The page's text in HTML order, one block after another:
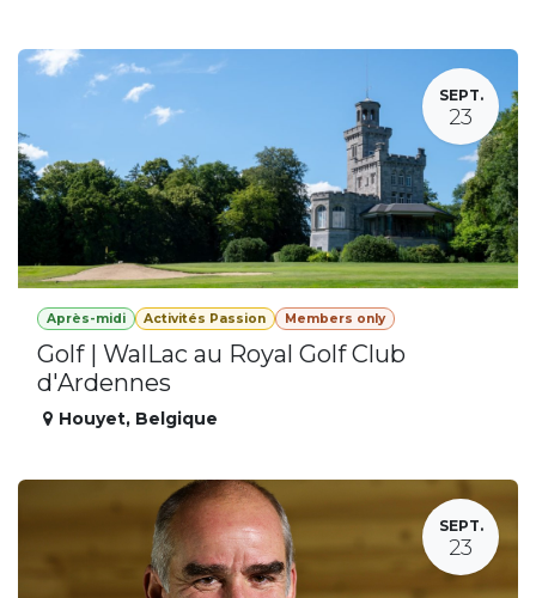
SEPT.
23
Après-midi Activités Passion Members only
Golf | WalLac au Royal Golf Club
d'Ardennes
Houyet, Belgique
SEPT.
23